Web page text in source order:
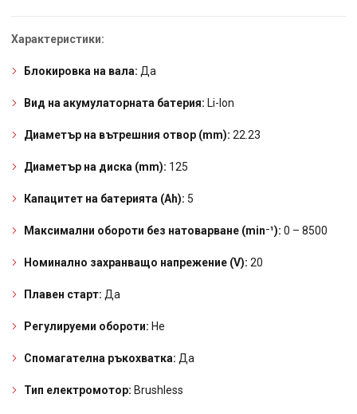
Характеристики:
Блокировка на вала: Да
Вид на акумулаторната батерия: Li-Ion
Диаметър на вътрешния отвор (mm): 22.23
Диаметър на диска (mm): 125
Капацитет на батерията (Ah): 5
Максимални обороти без натоварване (min⁻¹): 0 – 8500
Номинално захранващо напрежение (V): 20
Плавен старт: Да
Регулируеми обороти: Не
Спомагателна ръкохватка: Да
Тип електромотор: Brushless